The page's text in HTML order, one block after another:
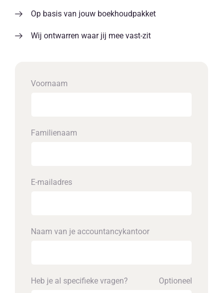
Op basis van jouw boekhoudpakket
Wij ontwarren waar jij mee vast-zit
Voornaam
Familienaam
E-mailadres
Naam van je accounta­ncykantoor
Heb je al specifieke vragen? Optioneel